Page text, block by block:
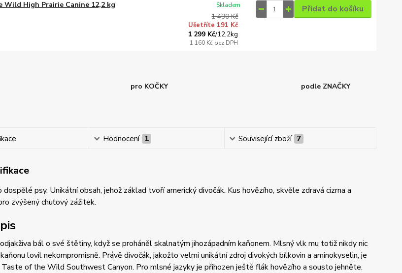
Wild High Prairie Canine 12,2 kg
1 490 Kč
Ušetříte 191 Kč
1 299 Kč/12,2kg
1 160 Kč bez DPH
Skladem Přidat do košíku
pro KOČKY podle ZNAČKY
Hodnocení 1 Související zboží 7
psy. Unikátní obsah, jehož základ tvoří americký divočák. Kus hovězího, skvěle zdravá cizrna a
zvýšený chuťový zážitek.
bál o své štětiny, když se proháněl skalnatým jihozápadním kaňonem. Mlsný vlk mu totiž nikdy nic
lovil nekompromisně. Právě divočák, jakožto velmi unikátní zdroj divokých bílkovin a aminokyselin, je
of the Wild Southwest Canyon. Pro mlsné jazyky je přihozen ještě flák hovězího a sousto jehněte.